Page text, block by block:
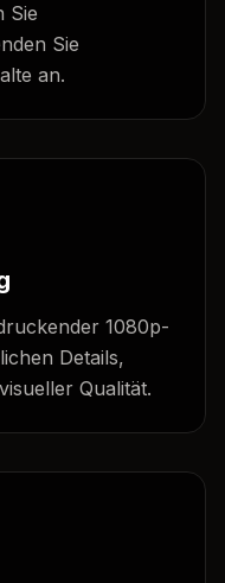
Sie
Sie
an.
1080p-
Details,
Qualität.